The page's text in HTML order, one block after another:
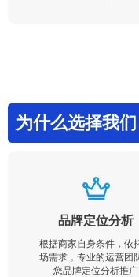
为什么选择我们
品牌定位分析
根据商家自身条件，依
场需求，专业的运营团
您品牌定位分析推广